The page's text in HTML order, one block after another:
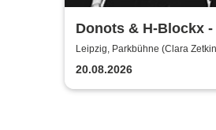
Donots & H-Blockx -
Shows 2026
Leipzig, Parkbühne (Clara
20.08.2026